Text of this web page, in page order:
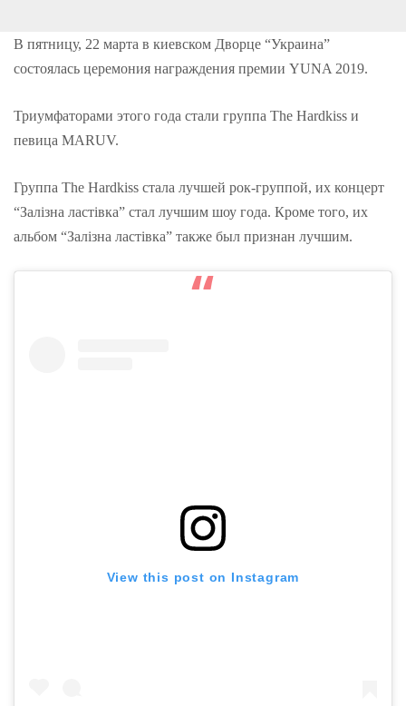
k
n
s
В пятницу, 22 марта в киевском Дворце “Украина”
состоялась церемония награждения премии YUNA 2019.
Триумфаторами этого года стали группа The Hardkіss и
певица MARUV.
Группа The Hardkіss стала лучшей рок-группой, их концерт
“Залізна ластівка” стал лучшим шоу года. Кроме того, их
альбом “Залізна ластівка” также был признан лучшим.
View this post on Instagram